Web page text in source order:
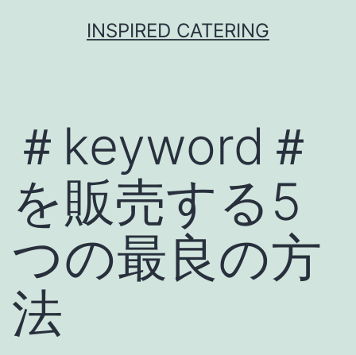
INSPIRED CATERING
＃keyword＃
を販売する5
つの最良の方
法